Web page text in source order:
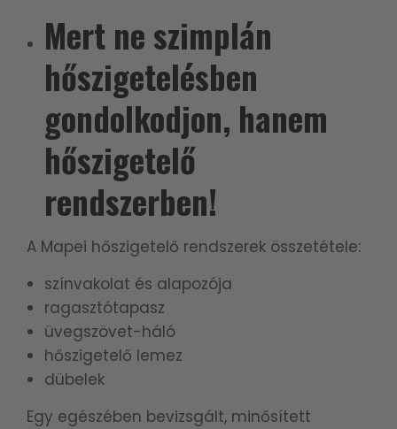
Mert ne szimplán
hőszigetelésben
gondolkodjon, hanem
hőszigetelő
rendszerben!
A Mapei hőszigetelő rendszerek összetétele:
színvakolat és alapozója
ragasztótapasz
üvegszövet-háló
hőszigetelő lemez
dübelek
Egy egészében bevizsgált, minősített